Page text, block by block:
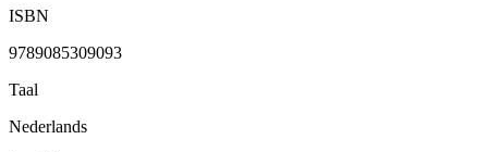
ISBN
9789085309093
Taal
Nederlands